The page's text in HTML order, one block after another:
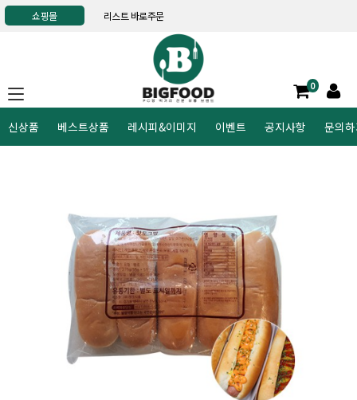
쇼핑몰 리스트 바로주문
0
신상품 베스트상품 레시피&이미지 이벤트 공지사항 문의